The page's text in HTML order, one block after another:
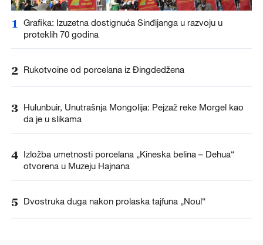
1
Grafika: Izuzetna dostignuća Sinđijanga u razvoju u
proteklih 70 godina
2 Rukotvoine od porcelana iz Đingdedžena
3 Hulunbuir, Unutrašnja Mongolija: Pejzaž reke Morgel kao
da je u slikama
4 Izložba umetnosti porcelana „Kineska belina – Dehua“
otvorena u Muzeju Hajnana
5 Dvostruka duga nakon prolaska tajfuna „Noul“